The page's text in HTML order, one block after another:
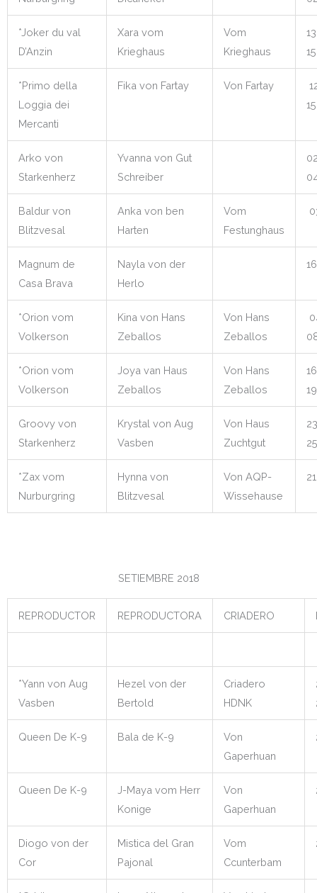
*Joker du val
D’Anzin
Xara vom
Krieghaus
Vom
Krieghaus
*Primo della
Loggia dei
Mercanti
Fika von Fartay Von Fartay
Arko von
Starkenherz
Yvanna von Gut
Schreiber
Baldur von
Blitzvesal
Anka von ben
Harten
Vom
Festunghaus
Magnum de
Casa Brava
Nayla von der
Herlo
*Orion vom
Volkerson
Kina von Hans
Zeballos
Von Hans
Zeballos
*Orion vom
Volkerson
Joya van Haus
Zeballos
Von Hans
Zeballos
Groovy von
Starkenherz
Krystal von Aug
Vasben
Von Haus
Zuchtgut
*Zax vom
Nurburgring
Hynna von
Blitzvesal
Von AQP-
Wissehause
SETIEMBRE 2018
REPRODUCTOR REPRODUCTORA CRIADERO
*Yann von Aug
Vasben
Hezel von der
Bertold
Criadero
HDNK
Queen De K-9 Bala de K-9
Von
Gaperhuan
Queen De K-9
J-Maya vom Herr
Konige
Von
Gaperhuan
Diogo von der
Cor
Mistica del Gran
Pajonal
Vom
Ccunterbam